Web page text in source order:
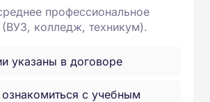
профессиональное
(ВУЗ, колледж, техникум).
указаны в договоре
с учебным